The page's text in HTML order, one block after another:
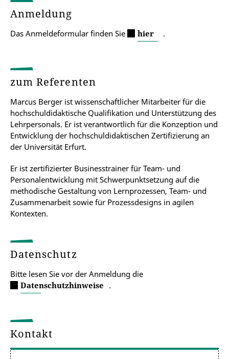
Anmeldung
Das Anmeldeformular finden Sie hier .
zum Referenten
Marcus Berger ist wissenschaftlicher Mitarbeiter für die
hochschuldidaktische Qualifikation und Unterstützung des
Lehrpersonals. Er ist verantwortlich für die Konzeption und
Entwicklung der hochschuldidaktischen Zertifizierung an
der Universität Erfurt.
Er ist zertifizierter Businesstrainer für Team- und
Personalentwicklung mit Schwerpunktsetzung auf die
methodische Gestaltung von Lernprozessen, Team- und
Zusammenarbeit sowie für Prozessdesigns in agilen
Kontexten.
Datenschutz
Bitte lesen Sie vor der Anmeldung die
Datenschutzhinweise .
Kontakt